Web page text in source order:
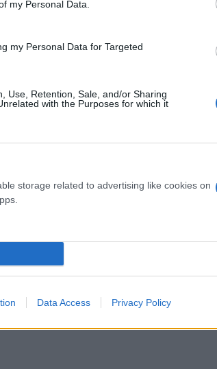
my Personal Data.
my Personal Data for Targeted
Use, Retention, Sale, and/or Sharing
with the Purposes for which it
storage related to advertising like cookies on
Data Access Privacy Policy
δράμα. Ήταν ένα σχόλιο πάνω στον
Οι Ewing ήταν πετρελαιάδες, ναι,
την ασχήμια της.
και τρίτο κύκλο να
η Αμερική σταματούσε να
και ποιες συμμαχίες θα